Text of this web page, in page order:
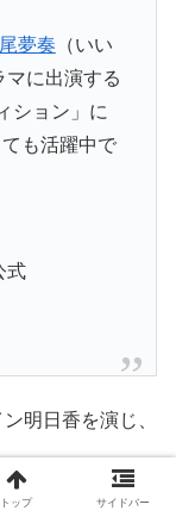
夢奏 （いい
マに出演する
ション」に
も活躍中で
式
明日香を演じ、
トップ サイドバー